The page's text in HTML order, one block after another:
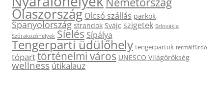
Olaszország Olcsó szállás parkok
Spanyolország strandok Svájc szigetek Szlovákia
Szórakozóhelyek Síelés Sípálya
Tengerparti üdülőhely tengerpartok termálfürdő
tóparttörténelmi város UNESCO Világörökség
wellnessútikalauz